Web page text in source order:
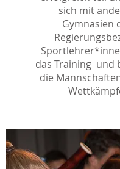
sich mit
Gymnasien
das Training und
die